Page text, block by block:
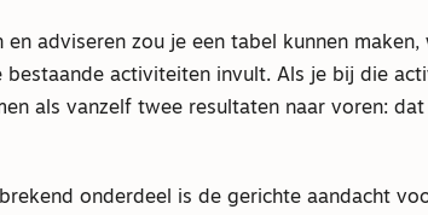
en adviseren zou je een tabel kunnen
bestaande activiteiten invult. Als je bij die
als vanzelf twee resultaten naar voren:
onderdeel is de gerichte aandacht